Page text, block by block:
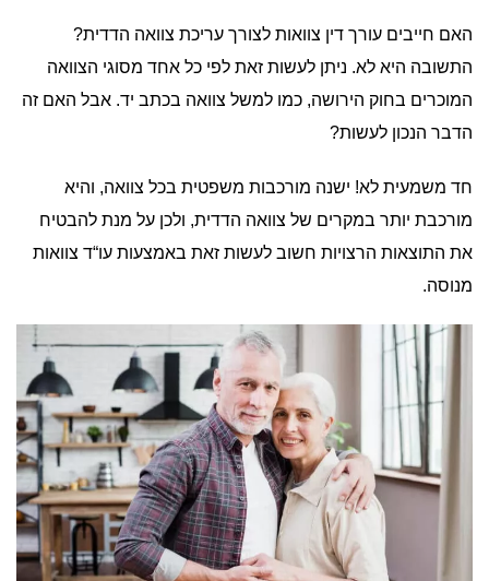
האם חייבים עורך דין צוואות לצורך עריכת צוואה הדדית?
התשובה היא לא. ניתן לעשות זאת לפי כל אחד מסוגי הצוואה
המוכרים בחוק הירושה, כמו למשל צוואה בכתב יד. אבל האם זה
הדבר הנכון לעשות?
חד משמעית לא! ישנה מורכבות משפטית בכל צוואה, והיא
מורכבת יותר במקרים של צוואה הדדית, ולכן על מנת להבטיח
את התוצאות הרצויות חשוב לעשות זאת באמצעות עו“ד צוואות
מנוסה.